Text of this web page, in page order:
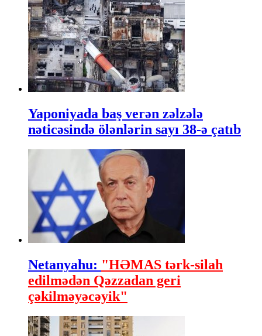
Yaponiyada baş verən zəlzələ
nəticəsində ölənlərin sayı 38-ə çatıb
Netanyahu: "HƏMAS tərk-silah
edilmədən Qəzzadan geri
çəkilməyəcəyik"